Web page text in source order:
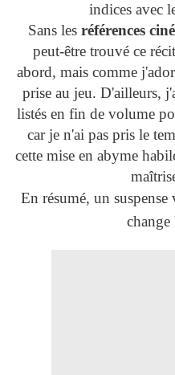
indices avec
Sans les références
peut-être trouvé ce
abord, mais comme
prise au jeu. D'ailleurs,
listés en fin de volume
car je n'ai pas pris le
cette mise en abyme
En résumé, un
change